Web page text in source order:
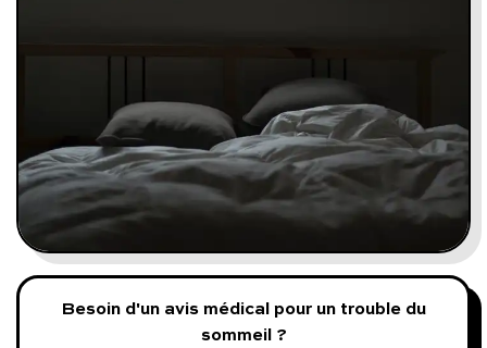
Comment ça marche ?
Notre approche médicale
Blog
Prenez soin de vous :
Besoin d'un avis médical pour un trouble du
sommeil ?